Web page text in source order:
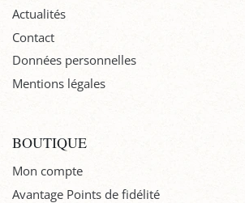
Actualités
Contact
Données personnelles
Mentions légales
BOUTIQUE
Mon compte
Avantage Points de fidélité